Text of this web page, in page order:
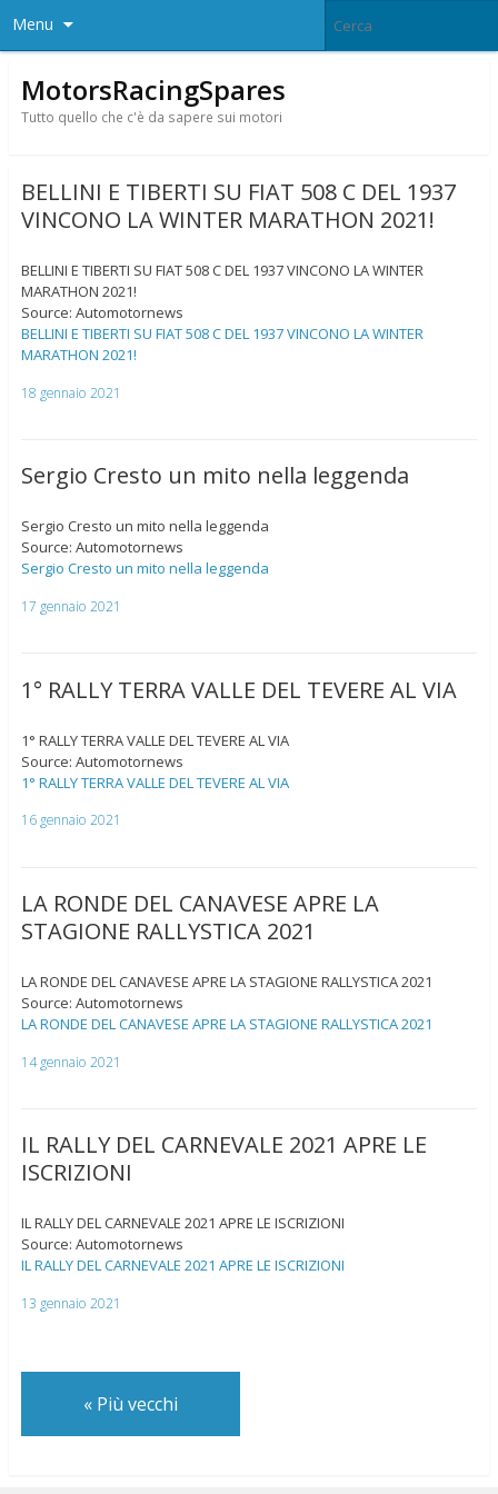
Menu
MotorsRacingSpares
Tutto quello che c'è da sapere sui motori
BELLINI E TIBERTI SU FIAT 508 C DEL 1937
VINCONO LA WINTER MARATHON 2021!
BELLINI E TIBERTI SU FIAT 508 C DEL 1937 VINCONO LA WINTER
MARATHON 2021!
Source: Automotornews
BELLINI E TIBERTI SU FIAT 508 C DEL 1937 VINCONO LA WINTER
MARATHON 2021!
18 gennaio 2021
Sergio Cresto un mito nella leggenda
Sergio Cresto un mito nella leggenda
Source: Automotornews
Sergio Cresto un mito nella leggenda
17 gennaio 2021
1° RALLY TERRA VALLE DEL TEVERE AL VIA
1° RALLY TERRA VALLE DEL TEVERE AL VIA
Source: Automotornews
1° RALLY TERRA VALLE DEL TEVERE AL VIA
16 gennaio 2021
LA RONDE DEL CANAVESE APRE LA
STAGIONE RALLYSTICA 2021
LA RONDE DEL CANAVESE APRE LA STAGIONE RALLYSTICA 2021
Source: Automotornews
LA RONDE DEL CANAVESE APRE LA STAGIONE RALLYSTICA 2021
14 gennaio 2021
IL RALLY DEL CARNEVALE 2021 APRE LE
ISCRIZIONI
IL RALLY DEL CARNEVALE 2021 APRE LE ISCRIZIONI
Source: Automotornews
IL RALLY DEL CARNEVALE 2021 APRE LE ISCRIZIONI
13 gennaio 2021
«Più vecchi